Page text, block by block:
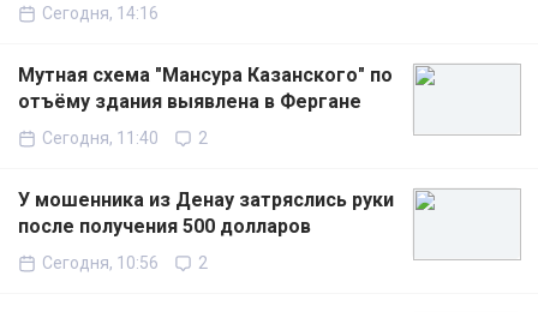
Сегодня, 14:16
Мутная схема "Мансура Казанского" по
отъёму здания выявлена в Фергане
Сегодня, 11:40 2
У мошенника из Денау затряслись руки
после получения 500 долларов
Сегодня, 10:56 2